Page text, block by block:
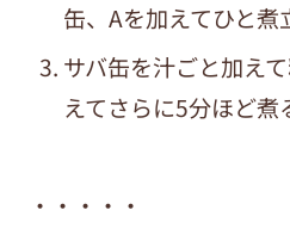
缶、Aを加えてひと煮
サバ缶を汁ごと加え
えてさらに5分ほど煮
・・・・・